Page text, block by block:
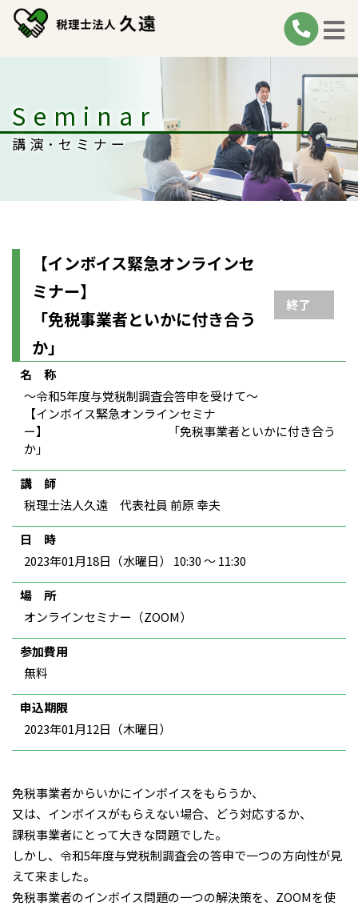
Seminar
講演･セミナー
【インボイス緊急オンラインセ
ミナー】
「免税事業者といかに付き合う
か」
終了
名 称
〜令和5年度与党税制調査会答申を受けて〜
【インボイス緊急オンラインセミナ
ー】 「免税事業者といかに付き合う
か」
講 師
税理士法人久遠 代表社員 前原 幸夫
日 時
2023年01月18日（水曜日） 10:30 ～ 11:30
場 所
オンラインセミナー（ZOOM）
参加費用
無料
申込期限
2023年01月12日（木曜日）
免税事業者からいかにインボイスをもらうか、
又は、インボイスがもらえない場合、どう対応するか、
課税事業者にとって大きな問題でした。
しかし、令和5年度与党税制調査会の答申で一つの方向性が見
えて来ました。
免税事業者のインボイス問題の一つの解決策を、ZOOMを使